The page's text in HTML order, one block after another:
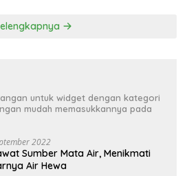
untuk widget dengan kategori
mudah memasukkannya pada
2022
Sumber Mata Air, Menikmati
Air Hewa